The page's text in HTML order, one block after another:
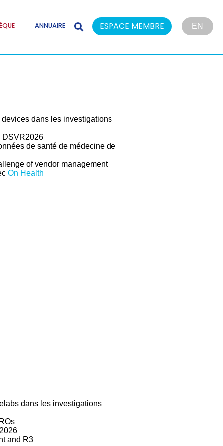
ANNUAIRE ESPACE MEMBRE EN
dans les investigations
DSVR2026
de santé de médecine de
of vendor management
On Health
dans les investigations
and R3